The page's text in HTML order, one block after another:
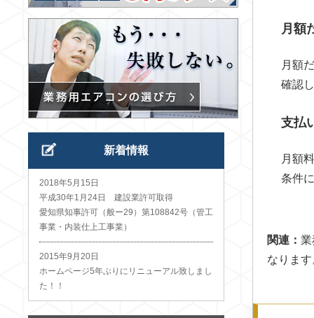
月額
月額
確認
支払
月額
条件
関連： 業
なります
新着情報
2018年5月15日
平成30年1月24日 建設業許可取得
愛知県知事許可（般ー29）第108842号（管工
事業・内装仕上工事業）
2015年9月20日
ホームページ5年ぶりにリニューアル致しまし
た！！